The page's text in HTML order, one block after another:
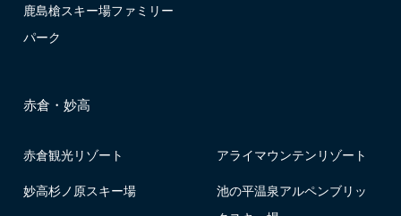
鹿島槍スキー場ファミリー
パーク
赤倉・妙高
赤倉観光リゾート アライマウンテンリゾート
妙高杉ノ原スキー場
池の平温泉アルペンブリッ